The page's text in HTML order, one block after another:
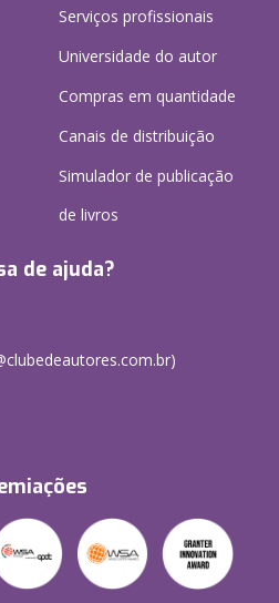
Serviços profissionais
Universidade do autor
Compras em quantidade
Canais de distribuição
Simulador de publicação
de livros
de ajuda?